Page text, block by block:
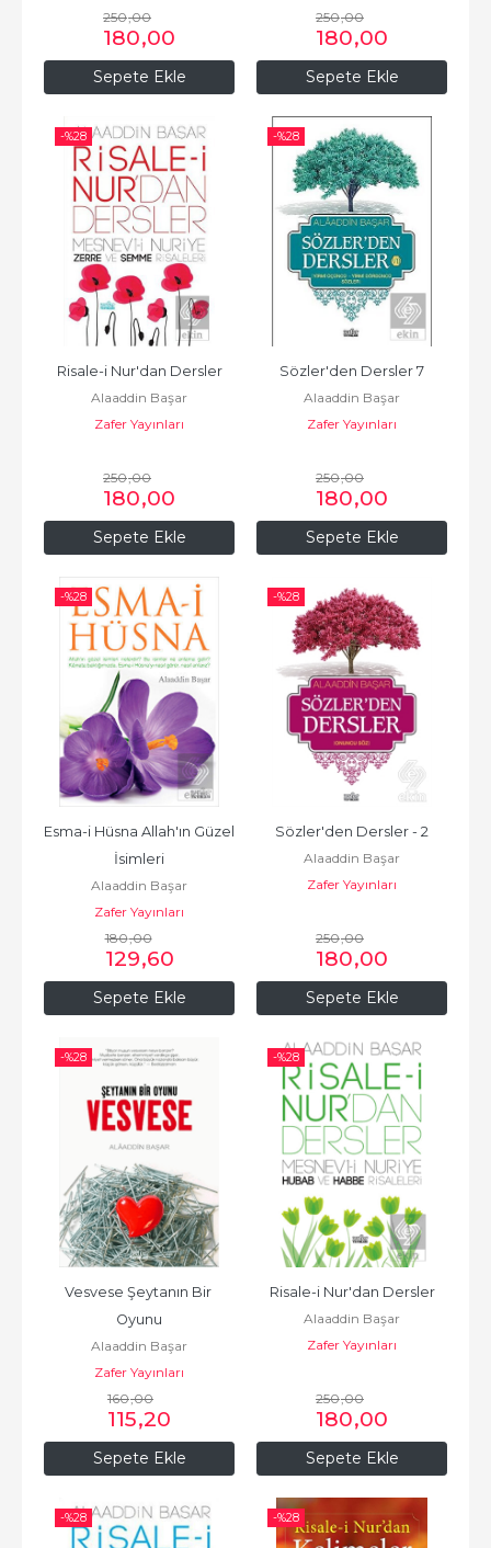
Sepete Ekle
250,00
180,00
Sepete Ekle
250,00
180,00
-%28
Sepete Ekle
Risale-i Nur'dan Dersler
Alaaddin Başar
Zafer Yayınları
250,00
180,00
-%28
Sepete Ekle
Sözler'den Dersler 7
Alaaddin Başar
Zafer Yayınları
250,00
180,00
-%28
Sepete Ekle
Esma-i Hüsna Allah'ın Güzel
İsimleri
Alaaddin Başar
Zafer Yayınları
180,00
129,60
-%28
Sepete Ekle
Sözler'den Dersler - 2
Alaaddin Başar
Zafer Yayınları
250,00
180,00
-%28
Sepete Ekle
Vesvese Şeytanın Bir
Oyunu
Alaaddin Başar
Zafer Yayınları
160,00
115,20
-%28
Sepete Ekle
Risale-i Nur'dan Dersler
Alaaddin Başar
Zafer Yayınları
250,00
180,00
-%28 -%28